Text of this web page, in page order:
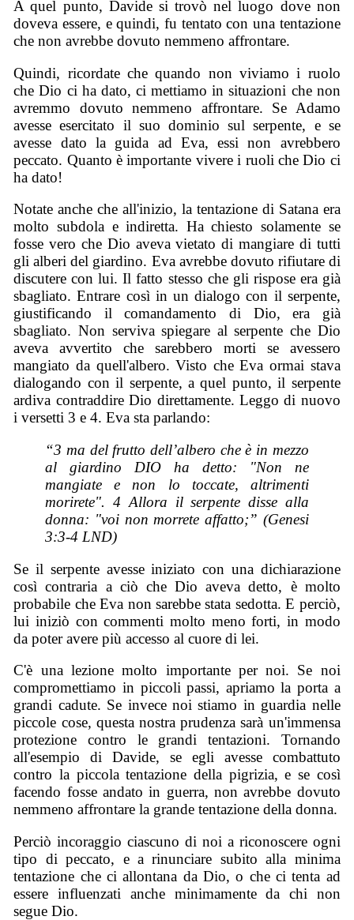
A quel punto, Davide si trovò nel luogo dove non
doveva essere, e quindi, fu tentato con una tentazione
che non avrebbe dovuto nemmeno affrontare.
Quindi, ricordate che quando non viviamo i ruolo
che Dio ci ha dato, ci mettiamo in situazioni che non
avremmo dovuto nemmeno affrontare. Se Adamo
avesse esercitato il suo dominio sul serpente, e se
avesse dato la guida ad Eva, essi non avrebbero
peccato. Quanto è importante vivere i ruoli che Dio ci
ha dato!
Notate anche che all'inizio, la tentazione di Satana era
molto subdola e indiretta. Ha chiesto solamente se
fosse vero che Dio aveva vietato di mangiare di tutti
gli alberi del giardino. Eva avrebbe dovuto rifiutare di
discutere con lui. Il fatto stesso che gli rispose era già
sbagliato. Entrare così in un dialogo con il serpente,
giustificando il comandamento di Dio, era già
sbagliato. Non serviva spiegare al serpente che Dio
aveva avvertito che sarebbero morti se avessero
mangiato da quell'albero. Visto che Eva ormai stava
dialogando con il serpente, a quel punto, il serpente
ardiva contraddire Dio direttamente. Leggo di nuovo
i versetti 3 e 4. Eva sta parlando:
“3 ma del frutto dell’albero che è in mezzo
al giardino DIO ha detto: "Non ne
mangiate e non lo toccate, altrimenti
morirete". 4 Allora il serpente disse alla
donna: "voi non morrete affatto;” (Genesi
3:3-4 LND)
Se il serpente avesse iniziato con una dichiarazione
così contraria a ciò che Dio aveva detto, è molto
probabile che Eva non sarebbe stata sedotta. E perciò,
lui iniziò con commenti molto meno forti, in modo
da poter avere più accesso al cuore di lei.
C'è una lezione molto importante per noi. Se noi
compromettiamo in piccoli passi, apriamo la porta a
grandi cadute. Se invece noi stiamo in guardia nelle
piccole cose, questa nostra prudenza sarà un'immensa
protezione contro le grandi tentazioni. Tornando
all'esempio di Davide, se egli avesse combattuto
contro la piccola tentazione della pigrizia, e se così
facendo fosse andato in guerra, non avrebbe dovuto
nemmeno affrontare la grande tentazione della donna.
Perciò incoraggio ciascuno di noi a riconoscere ogni
tipo di peccato, e a rinunciare subito alla minima
tentazione che ci allontana da Dio, o che ci tenta ad
essere influenzati anche minimamente da chi non
segue Dio.